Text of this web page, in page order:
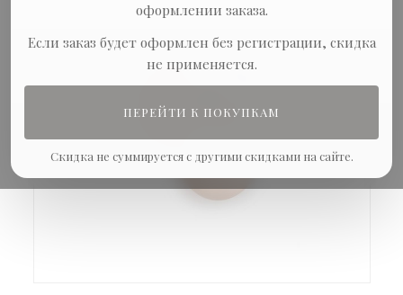
оформлении заказа.
Если заказ будет оформлен без регистрации, скидка
не применяется.
ПЕРЕЙТИ К ПОКУПКАМ
Скидка не суммируется с другими скидками на сайте.